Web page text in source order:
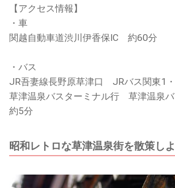
【アクセス情報】
・車
関越自動車道渋川伊香保IC 約60分
・バス
JR吾妻線長野原草津口 JRバス関東1
草津温泉バスターミナル行 草津温泉
約5分
昭和レトロな草津温泉街を散策し